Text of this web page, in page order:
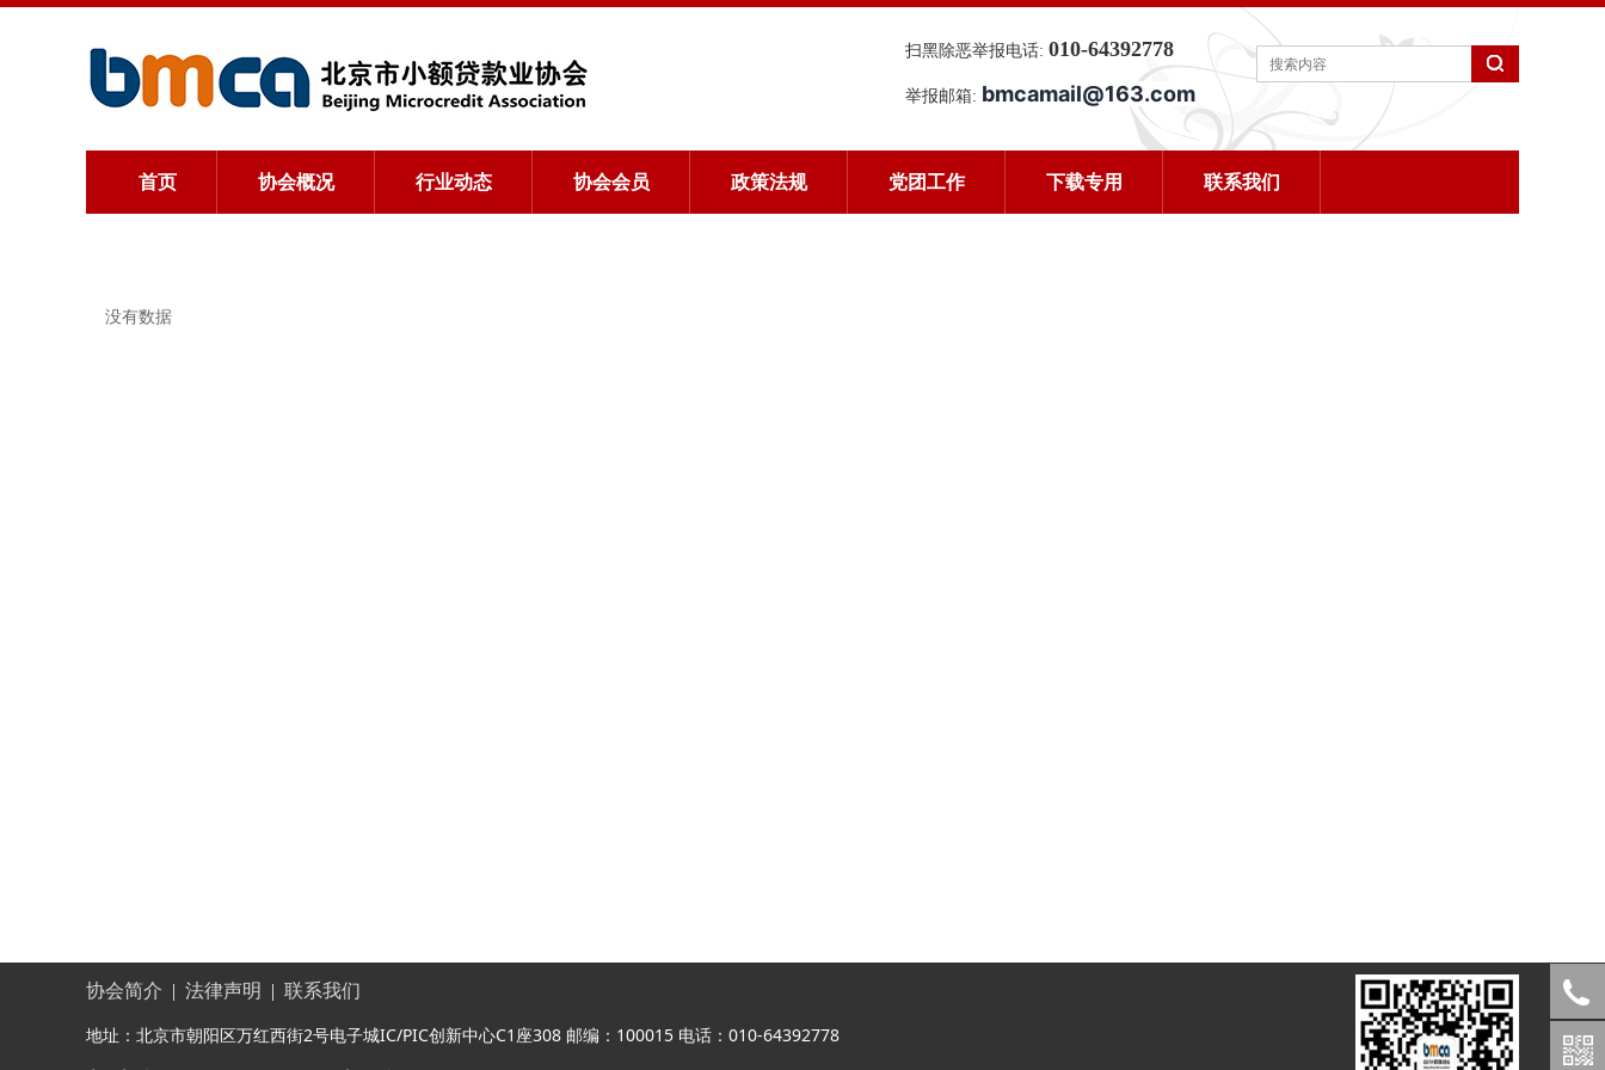
扫黑除恶举报电话: 010-64392778
举报邮箱: bmcamail@163.com
首页 协会概况 行业动态 协会会员 政策法规 党团工作 下载专用 联系我们
没有数据
协会简介 | 法律声明 | 联系我们
地址：北京市朝阳区万红西街2号电子城IC/PIC创新中心C1座308 邮编：100015 电话：010-64392778